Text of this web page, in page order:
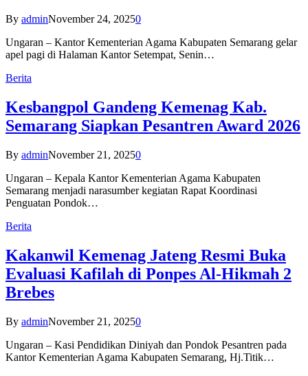
By adminNovember 24, 20250
Ungaran – Kantor Kementerian Agama Kabupaten Semarang gelar
apel pagi di Halaman Kantor Setempat, Senin…
Berita
Kesbangpol Gandeng Kemenag Kab.
Semarang Siapkan Pesantren Award 2026
By adminNovember 21, 20250
Ungaran – Kepala Kantor Kementerian Agama Kabupaten
Semarang menjadi narasumber kegiatan Rapat Koordinasi
Penguatan Pondok…
Berita
Kakanwil Kemenag Jateng Resmi Buka
Evaluasi Kafilah di Ponpes Al-Hikmah 2
Brebes
By adminNovember 21, 20250
Ungaran – Kasi Pendidikan Diniyah dan Pondok Pesantren pada
Kantor Kementerian Agama Kabupaten Semarang, Hj.Titik…